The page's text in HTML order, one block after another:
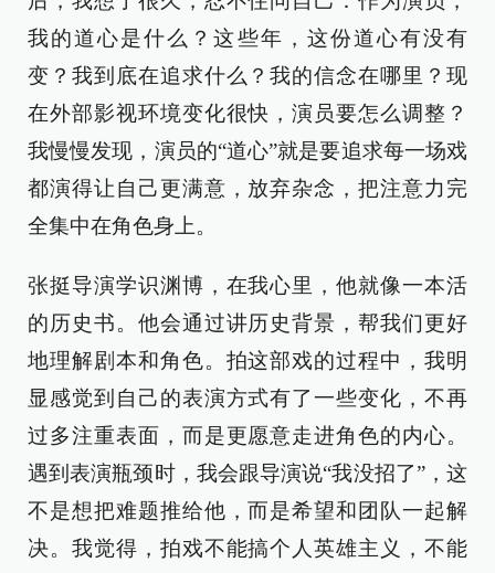
我的道心是什么？这些年，这份道心有没有
变？我到底在追求什么？我的信念在哪里？现
在外部影视环境变化很快，演员要怎么调整？
我慢慢发现，演员的“道心”就是要追求每一场戏
都演得让自己更满意，放弃杂念，把注意力完
全集中在角色身上。
张挺导演学识渊博，在我心里，他就像一本活
的历史书。他会通过讲历史背景，帮我们更好
地理解剧本和角色。拍这部戏的过程中，我明
显感觉到自己的表演方式有了一些变化，不再
过多注重表面，而是更愿意走进角色的内心。
遇到表演瓶颈时，我会跟导演说“我没招了”，这
不是想把难题推给他，而是希望和团队一起解
决。我觉得，拍戏不能搞个人英雄主义，不能